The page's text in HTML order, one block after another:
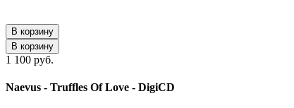
В корзину
В корзину
1 100 руб.
Naevus - Truffles Of Love - DigiCD